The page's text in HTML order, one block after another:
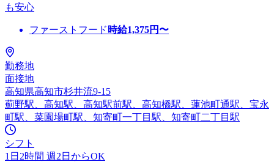
も安心
ファーストフード 時給1,375円〜
勤務地
面接地
高知県高知市杉井流9-15
薊野駅、高知駅、高知駅前駅、高知橋駅、蓮池町通駅、宝永
町駅、菜園場町駅、知寄町一丁目駅、知寄町二丁目駅
シフト
1日2時間 週2日からOK